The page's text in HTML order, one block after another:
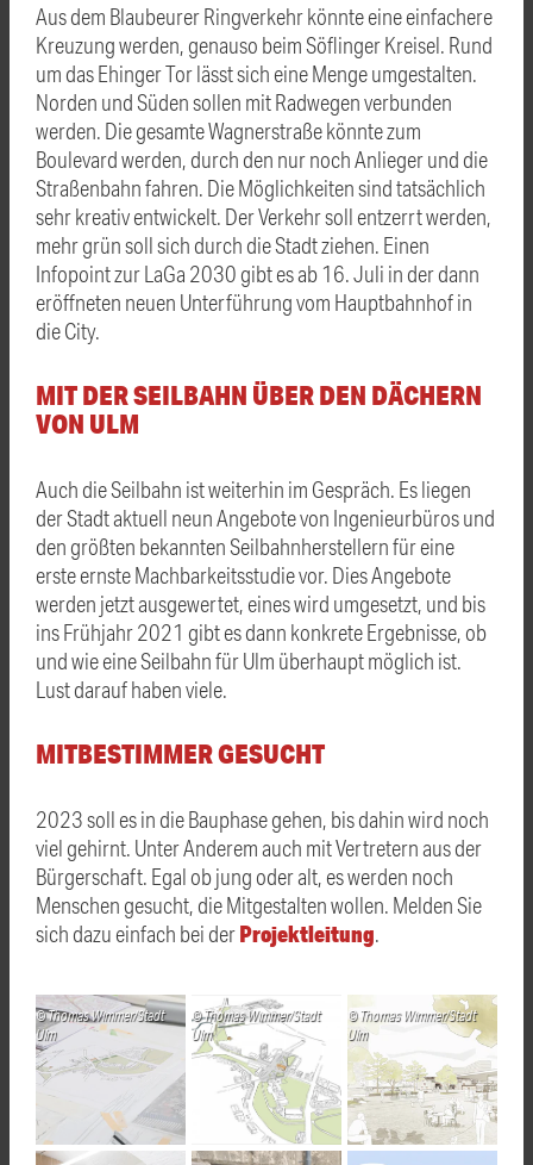
Aus dem Blaubeurer Ringverkehr könnte eine einfachere
Kreuzung werden, genauso beim Söflinger Kreisel. Rund
um das Ehinger Tor lässt sich eine Menge umgestalten.
Norden und Süden sollen mit Radwegen verbunden
werden. Die gesamte Wagnerstraße könnte zum
Boulevard werden, durch den nur noch Anlieger und die
Straßenbahn fahren. Die Möglichkeiten sind tatsächlich
sehr kreativ entwickelt. Der Verkehr soll entzerrt werden,
mehr grün soll sich durch die Stadt ziehen. Einen
Infopoint zur LaGa 2030 gibt es ab 16. Juli in der dann
eröffneten neuen Unterführung vom Hauptbahnhof in
die City.
MIT DER SEILBAHN ÜBER DEN DÄCHERN
VON ULM
Auch die Seilbahn ist weiterhin im Gespräch. Es liegen
der Stadt aktuell neun Angebote von Ingenieurbüros und
den größten bekannten Seilbahnherstellern für eine
erste ernste Machbarkeitsstudie vor. Dies Angebote
werden jetzt ausgewertet, eines wird umgesetzt, und bis
ins Frühjahr 2021 gibt es dann konkrete Ergebnisse, ob
und wie eine Seilbahn für Ulm überhaupt möglich ist.
Lust darauf haben viele.
MITBESTIMMER GESUCHT
2023 soll es in die Bauphase gehen, bis dahin wird noch
viel gehirnt. Unter Anderem auch mit Vertretern aus der
Bürgerschaft. Egal ob jung oder alt, es werden noch
Menschen gesucht, die Mitgestalten wollen. Melden Sie
sich dazu einfach bei derProjektleitung.
Thomas Wimmer/Stadt
Ulm
Thomas Wimmer/Stadt
Ulm
Thomas Wimmer/Stadt
Ulm